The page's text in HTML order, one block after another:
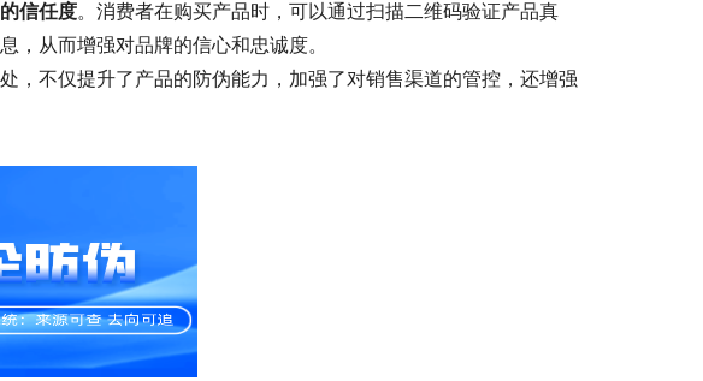
信任度。消费者在购买产品时，可以通过扫描二维码验证产品真
，从而增强对品牌的信心和忠诚度。
，不仅提升了产品的防伪能力，加强了对销售渠道的管控，还增强